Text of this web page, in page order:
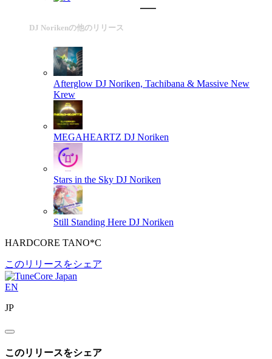
DJ Norikenの他のリリース
Afterglow DJ Noriken, Tachibana & Massive New
Krew
MEGAHEARTZ DJ Noriken
Stars in the Sky DJ Noriken
Still Standing Here DJ Noriken
HARDCORE TANO*C
このリリースをシェア
EN
JP
このリリースをシェア